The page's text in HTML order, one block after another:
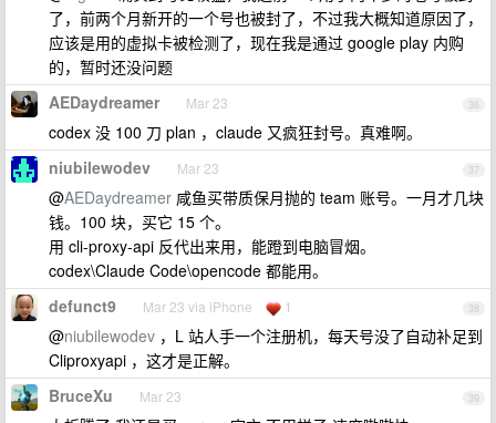
了，前两个月新开的一个号也被封了，不过我大概知道原因了，
应该是用的虚拟卡被检测了，现在我是通过 google play 内购
的，暂时还没问题
36
AEDaydreamer Mar 23
codex 没 100 刀 plan ，claude 又疯狂封号。真难啊。
37
niubilewodev Mar 23
@AEDaydreamer 咸鱼买带质保月抛的 team 账号。一月才几块
钱。100 块，买它 15 个。
用 cli-proxy-api 反代出来用，能蹬到电脑冒烟。
codex\Claude Code\opencode 都能用。
38
defunct9 Mar 23 via iPhone 1
@niubilewodev ，L 站人手一个注册机，每天号没了自动补足到
Cliproxyapi ，这才是正解。
39
BruceXu Mar 23